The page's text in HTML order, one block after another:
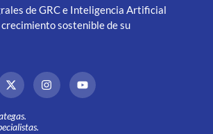
de GRC e Inteligencia Artificial
sostenible de su